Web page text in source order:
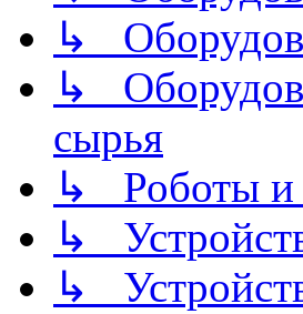
↳
↳
сырья
↳ Роботы и
↳
↳